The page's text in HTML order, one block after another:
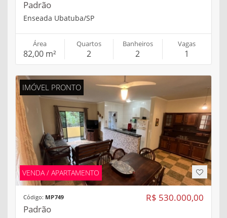
Padrão
Enseada Ubatuba/SP
Área
82,00 m²
Quartos
2
Banheiros
2
Vagas
1
IMÓVEL PRONTO
VENDA / APARTAMENTO
R$ 530.000,00
Código: MP749
Padrão